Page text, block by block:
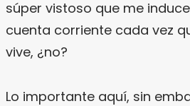
súper vistoso que me
cuenta corriente cada vez
vive, ¿no?
Lo importante aquí, sin